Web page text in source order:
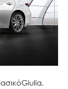
Giulia,